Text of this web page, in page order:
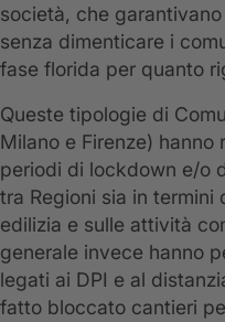
società, che
senza dimenticare i
fase florida per quanto
Queste tipologie di
Milano e Firenze)
periodi di lockdown e/o
tra Regioni sia in termini
edilizia e sulle attività
generale invece hanno
legati ai DPI e al
fatto bloccato cantieri